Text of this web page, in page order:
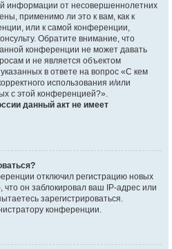
информации от несовершеннолетних
применимо ли это к вам, как к
или к самой конференции,
Обратите внимание, что
конференции не может давать
и не является объектом
в ответе на вопрос «С кем
использования и/или
с этой конференцией?».
данный акт не имеет
отключил регистрацию новых
что он заблокировал ваш IP-адрес или
зарегистрироваться.
конференции.